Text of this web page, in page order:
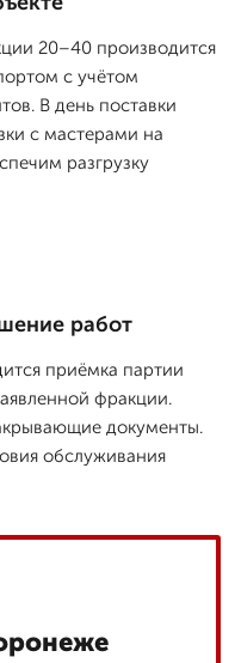
20–40 производится
с учётом
В день поставки
с мастерами на
разгрузку
работ
приёмка партии
фракции.
документы.
обслуживания